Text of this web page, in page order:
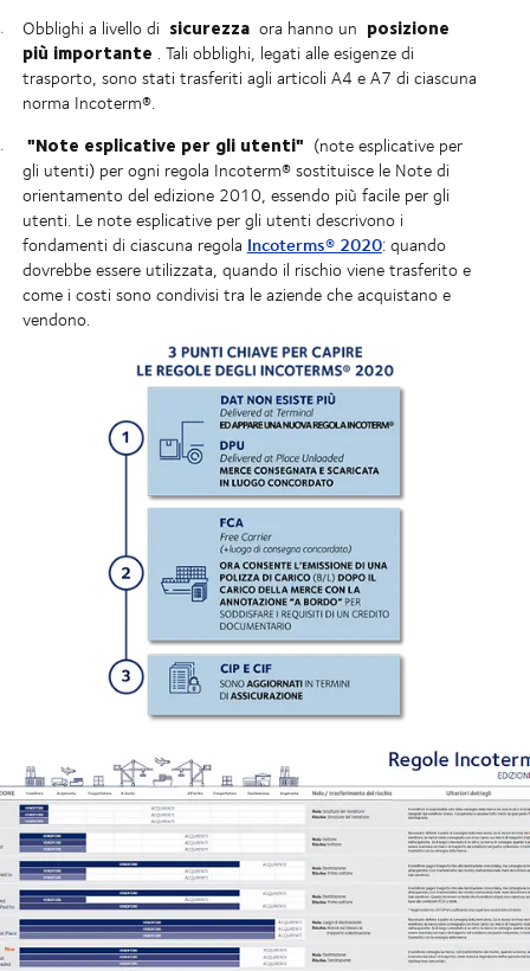
Obblighi a livello di sicurezza ora hanno un posizione
più importante . Tali obblighi, legati alle esigenze di
trasporto, sono stati trasferiti agli articoli A4 e A7 di ciascuna
norma Incoterm®.
"Note esplicative per gli utenti" (note esplicative per
gli utenti) per ogni regola Incoterm® sostituisce le Note di
orientamento del edizione 2010, essendo più facile per gli
utenti. Le note esplicative per gli utenti descrivono i
fondamenti di ciascuna regola Incoterms® 2020: quando
dovrebbe essere utilizzata, quando il rischio viene trasferito e
come i costi sono condivisi tra le aziende che acquistano e
vendono.